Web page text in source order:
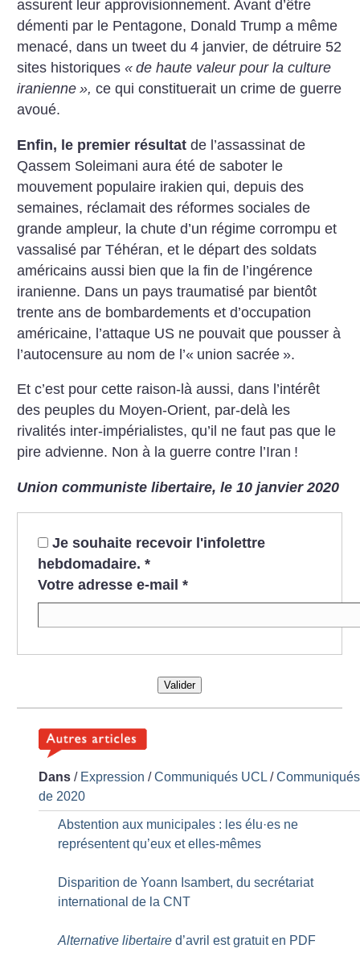
assurent leur approvisionnement. Avant d’être
démenti par le Pentagone, Donald Trump a même
menacé, dans un tweet du 4 janvier, de détruire 52
sites historiques« de haute valeur pour la culture
iranienne », ce qui constituerait un crime de guerre
avoué.
Enfin, le premier résultat de l’assassinat de
Qassem Soleimani aura été de saboter le
mouvement populaire irakien qui, depuis des
semaines, réclamait des réformes sociales de
grande ampleur, la chute d’un régime corrompu et
vassalisé par Téhéran, et le départ des soldats
américains aussi bien que la fin de l’ingérence
iranienne. Dans un pays traumatisé par bientôt
trente ans de bombardements et d’occupation
américaine, l’attaque US ne pouvait que pousser à
l’autocensure au nom de l’« union sacrée ».
Et c’est pour cette raison-là aussi, dans l’intérêt
des peuples du Moyen-Orient, par-delà les
rivalités inter-impérialistes, qu’il ne faut pas que le
pire advienne. Non à la guerre contre l’Iran !
Union communiste libertaire, le 10 janvier 2020
Je souhaite recevoir l'infolettre
hebdomadaire. *
Votre adresse e-mail *
Valider
Dans / Expression /Communiqués UCL /Communiqués
de 2020
Abstention aux municipales : les élu·es ne
représentent qu’eux et elles-mêmes
Disparition de Yoann Isambert, du secrétariat
international de la CNT
Alternative libertaire d’avril est gratuit en PDF